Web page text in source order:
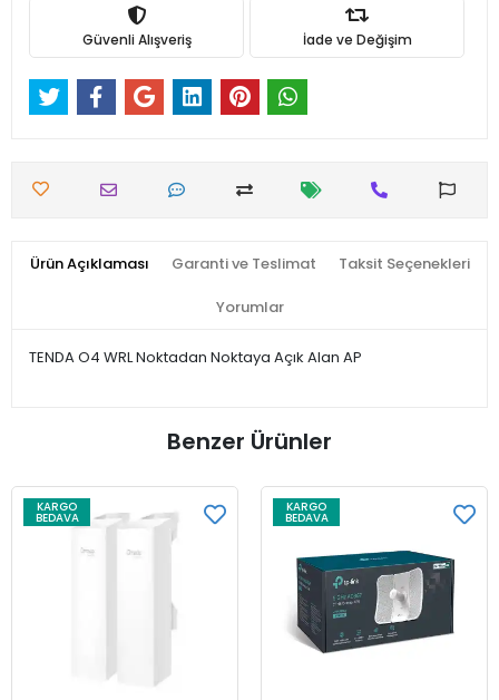
Güvenli Alışveriş İade ve Değişim
Ürün Açıklaması Garanti ve Teslimat Taksit Seçenekleri
Yorumlar
TENDA O4 WRL Noktadan Noktaya Açık Alan AP
Benzer Ürünler
KARGO
BEDAVA
KARGO
BEDAVA